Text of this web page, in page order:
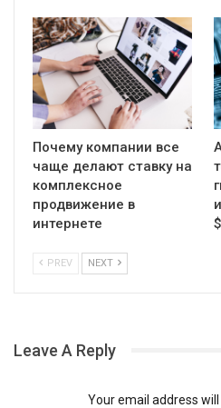
Почему компании все
чаще делают ставку на
комплексное
продвижение в
интернете
PREV NEXT
Leave A Reply
Your email address will